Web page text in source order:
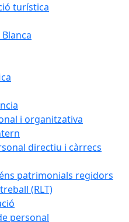
turística
i organitzativa
directiu i càrrecs
patrimonials regidors
(RLT)
personal